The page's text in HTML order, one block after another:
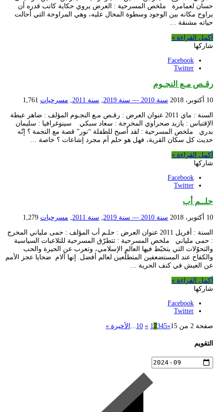
حسان لعمامرة ملخص المسرحية : العرض يروي حكاية كاتب قدره أن
يراوح مكانه بين الوجود وسطوة المحال عليه، وهي المراوحة التي أحالت
حياته مشنقة …
أكمل القراءة »
شاركها
Facebook
Twitter
رقـص مـع النجـوم
10 أكتوبر، 2018 سنة 2010 — سنة 2019 , سنة 2011 , مسرحيات 1,761
السنة : ماي 2011 عنوان العرض : رقـص مـع النجـوم المؤلف : ضاهر عيطة
الإقتباس : يازيد صحراوي المخرجة : سعاد سبكي سينوغرافيا : سليمان
بدري ملخص المسرحية : لقد أصبح للطفلة “نور” قصة مع النجمة ؟ إنّه
حديث كل سكان القرية، فهل هو حلم أم مجرد إشاعات ؟ خاصة …
أكمل القراءة »
شاركها
Facebook
Twitter
حلــم أب
10 أكتوبر، 2018 سنة 2010 — سنة 2019 , سنة 2011 , مسرحيات 1,279
السنة : أفريل 2011 عنوان العرض : حلـم أب المؤلف : حمى ملياني المخرج
: حمى ملياني ملخص المسرحية : تتطرّق المسرحية للتلاعبات السياسية
والتحوّلات التي يتخبّط فيها العالم الإسلامي، وتعرب عن الحيرة والحب
والكفاح عند المستضعفين المتطلّعين لعالم أفضل. إنها آلام ضحايا عجز الأمم
عن العيش في كنف الحرية …
أكمل القراءة »
شاركها
Facebook
Twitter
صفحة 2 من 15 «
12345
»
10
... الأخيرة »
التقويم